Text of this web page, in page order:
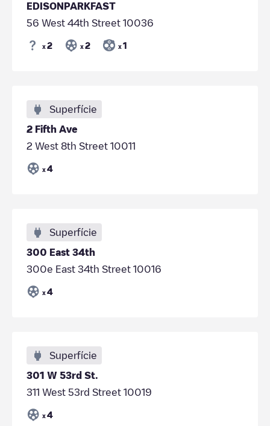
EDISONPARKFAST
56 West 44th Street 10036
x 2 x 2 x 1
Superfície
2 Fifth Ave
2 West 8th Street 10011
x 4
Superfície
300 East 34th
300e East 34th Street 10016
x 4
Superfície
301 W 53rd St.
311 West 53rd Street 10019
x 4